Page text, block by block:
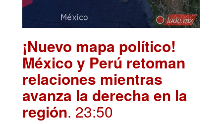
¡Nuevo mapa político!
México y Perú retoman
relaciones mientras
avanza la derecha en la
región. 23:50